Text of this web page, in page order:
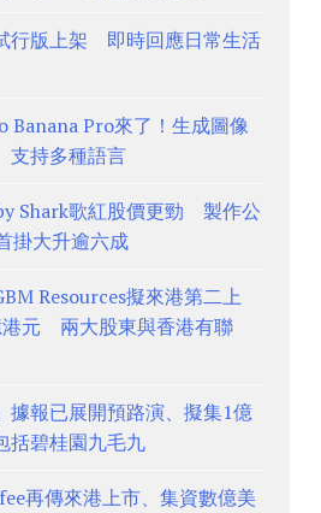
行版上架 即時回應日常生活
Banana Pro來了！生成圖像
持多種語言
Shark歌紅股價更勁 製作公
掛大升逾六成
Resources擬來港第二上
港元 兩大股東與香港有聯
據報已展開預路演、擬集1億
碧桂園九毛九
再傳來港上市、集資數億美